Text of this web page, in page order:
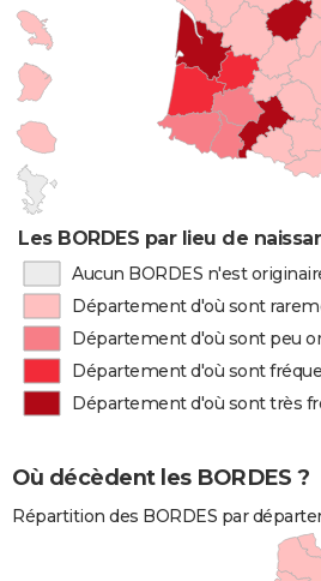
Les BORDES par lieu de
Aucun BORDES n'est
Département d'où sont
Département d'où sont peu
Département d'où sont
Département d'où sont très
Où décèdent les BORDES ?
Répartition des BORDES par